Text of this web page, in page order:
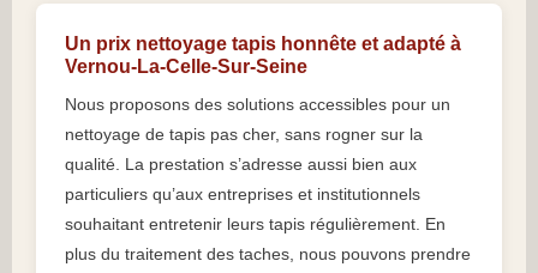
Un prix nettoyage tapis honnête et adapté à
Vernou-La-Celle-Sur-Seine
Nous proposons des solutions accessibles pour un
nettoyage de tapis pas cher, sans rogner sur la
qualité. La prestation s’adresse aussi bien aux
particuliers qu’aux entreprises et institutionnels
souhaitant entretenir leurs tapis régulièrement. En
plus du traitement des taches, nous pouvons prendre